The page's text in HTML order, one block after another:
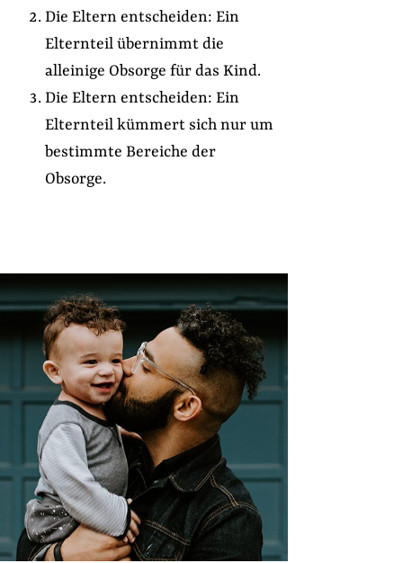
Die Eltern entscheiden: Ein
Elternteil übernimmt die
alleinige Obsorge für das Kind.
Die Eltern entscheiden: Ein
Elternteil kümmert sich nur um
bestimmte Bereiche der
Obsorge.